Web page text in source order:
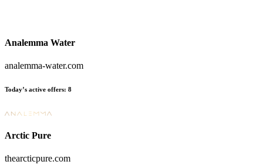
Analemma Water
analemma-water.com
Today’s active offers: 8
Arctic Pure
thearcticpure.com